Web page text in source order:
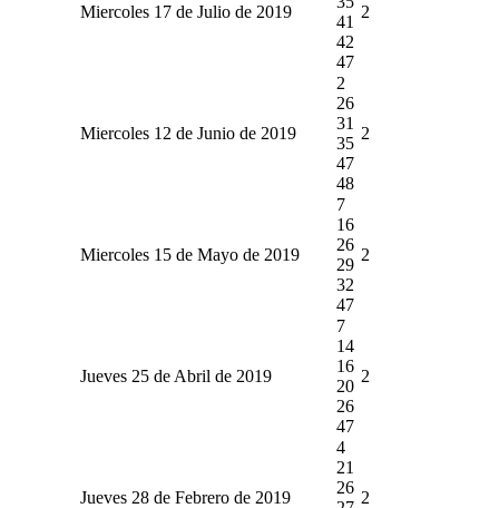
Miercoles 17 de Julio de 2019
41
42
47
2
Miercoles 12 de Junio de 2019
2
26
31
35
47
48
2
Miercoles 15 de Mayo de 2019
7
16
26
29
32
47
2
Jueves 25 de Abril de 2019
7
14
16
20
26
47
2
Jueves 28 de Febrero de 2019
4
21
26
2